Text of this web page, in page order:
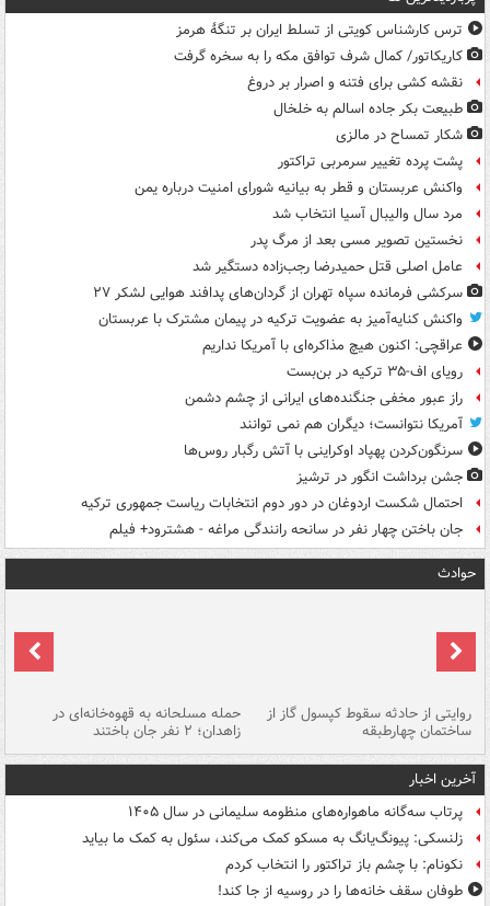
ترس کارشناس کویتی از تسلط ایران بر تنگۀ هرمز
کاریکاتور/ کمال شرف توافق مکه را به سخره گرفت
نقشه کشی برای فتنه و اصرار بر دروغ
طبیعت بکر جاده اسالم به خلخال
شکار تمساح در مالزی
پشت پرده تغییر سرمربی تراکتور
واکنش عربستان و قطر به بیانیه شورای امنیت درباره یمن
مرد سال والیبال آسیا انتخاب شد
نخستین تصویر مسی بعد از مرگ پدر
عامل اصلی قتل حمیدرضا رجب‌زاده دستگیر شد
سرکشی فرمانده سپاه تهران از گردان‌های پدافند هوایی لشکر ۲۷
واکنش کنایه‌آمیز به عضویت ترکیه در پیمان مشترک با عربستان
عراقچی: اکنون هیچ مذاکره‌ای با آمریکا نداریم
رویای اف-۳۵ ترکیه در بن‌بست
راز عبور مخفی جنگنده‌های ایرانی از چشم دشمن
آمریکا نتوانست؛ دیگران هم نمی توانند
سرنگون‌کردن پهپاد اوکراینی با آتش رگبار روس‌ها
جشن برداشت انگور در ترشیز
احتمال شکست اردوغان در دور دوم انتخابات ریاست جمهوری ترکیه
جان باختن چهار نفر در سانحه رانندگی مراغه - هشترود+ فیلم
حوادث
روایتی از حادثه سقوط کپسول گاز از
ساختمان چهارطبقه
حمله مسلحانه به قهوه‌خانه‌ای در
زاهدان؛ ۲ نفر جان باختند
آخرین اخبار
پرتاب سه‌گانه ماهواره‌های منظومه سلیمانی در سال ۱۴۰۵
زلنسکی: پیونگ‌یانگ به مسکو کمک می‌کند، سئول به کمک ما بیاید
نکونام: با چشم باز تراکتور را انتخاب کردم
طوفان سقف خانه‌ها را در روسیه از جا ‌کند!